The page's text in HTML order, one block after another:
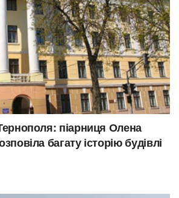
піарниця Олена
багату історію будівлі